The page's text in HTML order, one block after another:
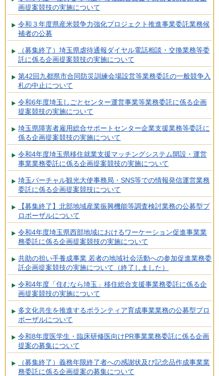
画提案競技の実施について
令和３年度県産米競争力強化プロジェクト推進事業委託業務候
補者の公募
（募集終了）埼玉県虐待通報ダイヤル電話相談・交換業務等委
託に係る企画提案競技の実施について
第42回九都県市合同防災訓練会場設営等業務委託の一般競争入
札の中止について
令和6年度埼玉しごとセンター運営事業等業務委託に係る企画
提案競技の実施について
埼玉県障害者雇用総合サポートセンター企業支援業務等委託に
係る企画提案競技の実施について
令和4年度埼玉県移住就業支援マッチングシステム開設・運営
事業業務委託に係る企画提案競技の実施について
埼玉バーチャル観光大使事務局・SNS等での情報発信運営業務
委託に係る企画提案競技について
【募集終了】北部地域産業振興機能等調査検討業務の公募型プ
ロポーザルについて
令和4年度埼玉県西部地域におけるワーケーション促進事業業
務委託に係る企画提案競技の実施について
共助の担い手養成事業 若者の地域社会活動への参加促進業務委
託企画提案競技の実施について（終了しました）
令和4年度「住むなら埼玉」移住総合支援事業務委託に係る企
画提案競技の実施について
多文化共生を推進するボランティア育成事業業務の公募型プロ
ポーザルについて
令和8年度医学生・臨床研修医向けPR事業業務委託に係る企画
提案の募集について
（募集終了）義務年限終了者への感謝状及び記念品作成事業業
務委託に係る企画提案の募集について